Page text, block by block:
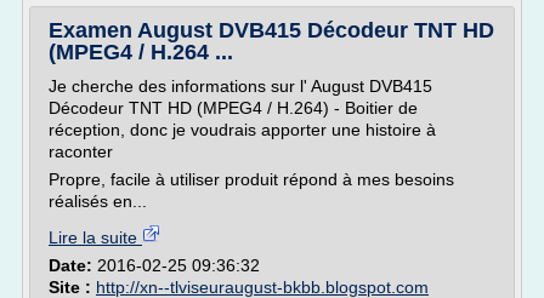
Examen August DVB415 Décodeur TNT HD
(MPEG4 / H.264 ...
Je cherche des informations sur l' August DVB415
Décodeur TNT HD (MPEG4 / H.264) - Boitier de
réception, donc je voudrais apporter une histoire à
raconter
Propre, facile à utiliser produit répond à mes besoins
réalisés en...
Lire la suite
Date: 2016-02-25 09:36:32
Site : http://xn--tlviseuraugust-bkbb.blogspot.com